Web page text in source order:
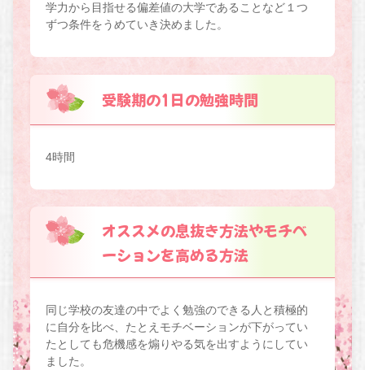
学力から目指せる偏差値の大学であることなど１つ
ずつ条件をうめていき決めました。
受験期の1日の勉強時間
4時間
オススメの息抜き方法やモチベ
ーションを高める方法
同じ学校の友達の中でよく勉強のできる人と積極的
に自分を比べ、たとえモチベーションが下がってい
たとしても危機感を煽りやる気を出すようにしてい
ました。